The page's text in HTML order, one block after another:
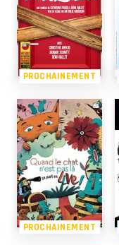
PROCHAINEMENT
PROCHAINEMENT